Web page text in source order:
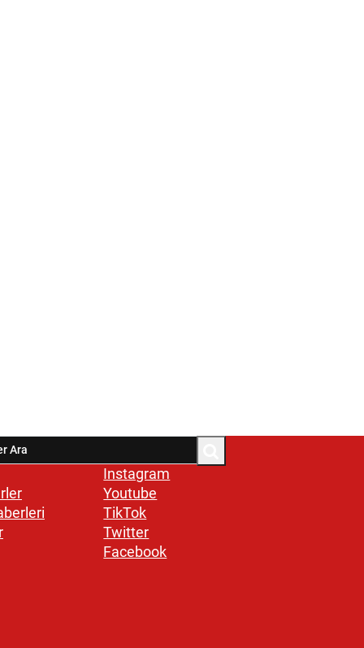
Instagram
Youtube
TikTok
Twitter
Facebook